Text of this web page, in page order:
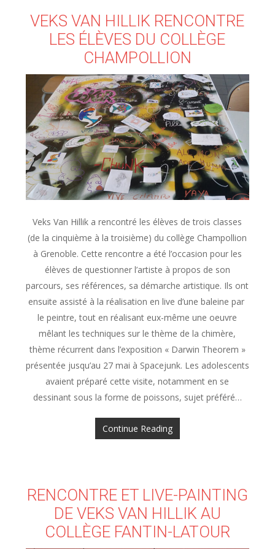
VEKS VAN HILLIK RENCONTRE
LES ÉLÈVES DU COLLÈGE
CHAMPOLLION
Veks Van Hillik a rencontré les élèves de trois classes
(de la cinquième à la troisième) du collège Champollion
à Grenoble. Cette rencontre a été l’occasion pour les
élèves de questionner l’artiste à propos de son
parcours, ses références, sa démarche artistique. Ils ont
ensuite assisté à la réalisation en live d’une baleine par
le peintre, tout en réalisant eux-même une oeuvre
mêlant les techniques sur le thème de la chimère,
thème récurrent dans l’exposition « Darwin Theorem »
présentée jusqu’au 27 mai à Spacejunk. Les adolescents
avaient préparé cette visite, notamment en se
dessinant sous la forme de poissons, sujet préféré…
Continue Reading
RENCONTRE ET LIVE-PAINTING
DE VEKS VAN HILLIK AU
COLLÈGE FANTIN-LATOUR